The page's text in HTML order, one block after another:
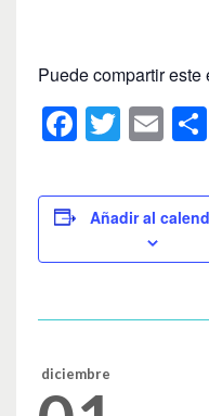
Puede compartir este
F
a
c
e
b
o
k
T
wi
tt
er
E
m
ail
Añadir al
diciembre